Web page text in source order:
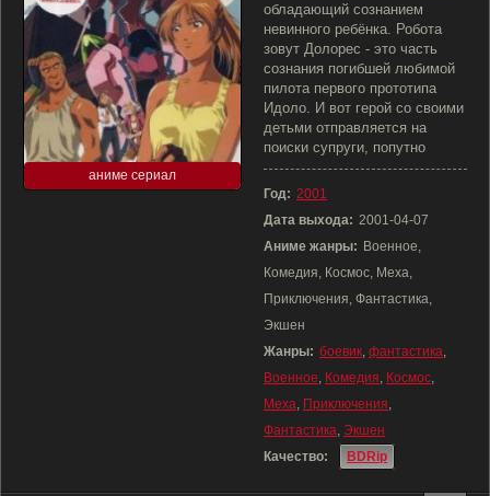
аниме сериал
обладающий сознанием
невинного ребёнка. Робота
зовут Долорес - это часть
сознания погибшей любимой
пилота первого прототипа
Идоло. И вот герой со своими
детьми отправляется на
поиски супруги, попутно
Год: 2001
Дата выхода: 2001-04-07
Аниме жанры: Военное,
Комедия, Космос, Меха,
Приключения, Фантастика,
Экшен
Жанры: боевик, фантастика,
Военное, Комедия, Космос,
Меха, Приключения,
Фантастика, Экшен
Качество:
BDRip